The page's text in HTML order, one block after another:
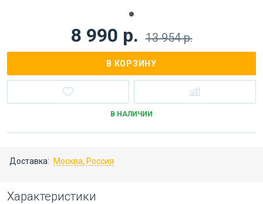
8 990 р. 13 954 р.
В КОРЗИНУ
В НАЛИЧИИ
Доставка: Москва, Россия
Характеристики